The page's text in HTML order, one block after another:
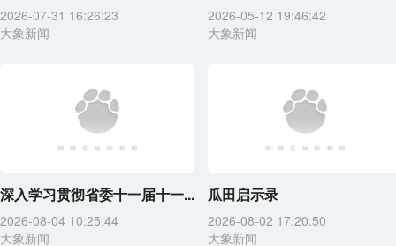
2026-07-31 16:26:23
大象新闻
2026-05-12 19:46:42
大象新闻
深入学习贯彻省委十一届十一...
2026-08-04 10:25:44
大象新闻
瓜田启示录
2026-08-02 17:20:50
大象新闻